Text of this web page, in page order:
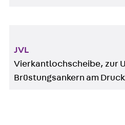
JVL
Vierkantlochscheibe, zur
Brüstungsankern am